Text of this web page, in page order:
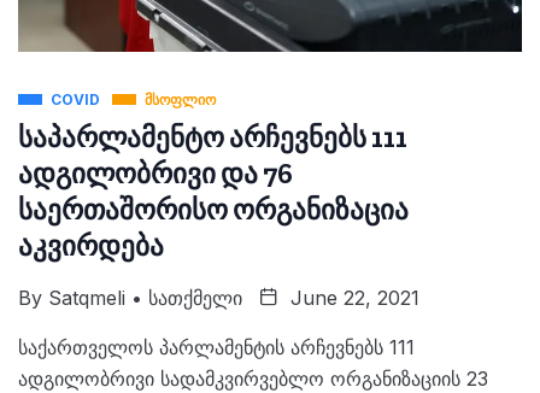
COVID ᲛᲡᲝᲤᲚᲘᲝ
საპარლამენტო არჩევნებს 111
ადგილობრივი და 76
საერთაშორისო ორგანიზაცია
აკვირდება
By Satqmeli • Სათქმელი June 22, 2021
საქართველოს პარლამენტის არჩევნებს 111
ადგილობრივი სადამკვირვებლო ორგანიზაციის 23